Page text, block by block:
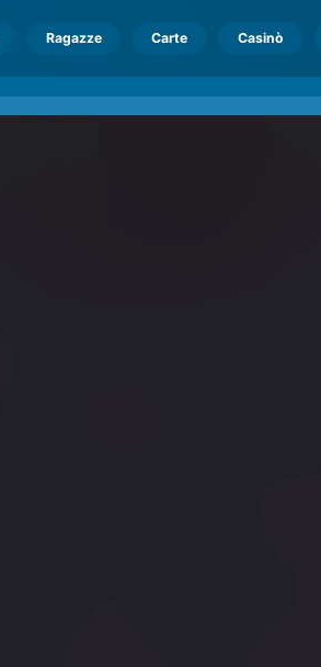
Ragazze Carte Casinò